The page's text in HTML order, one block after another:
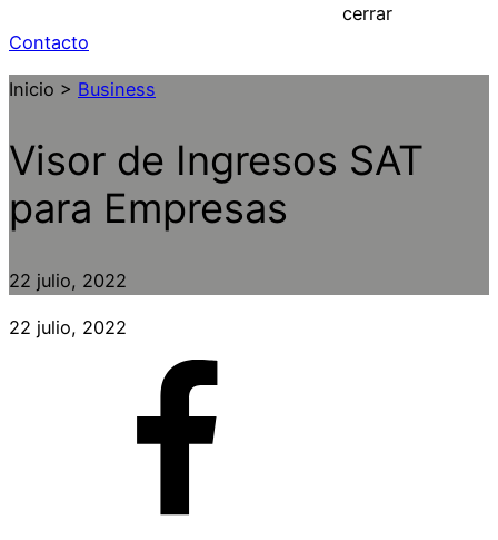
cerrar
Contacto
Inicio > Business
Visor de Ingresos SAT
para Empresas
22 julio, 2022
22 julio, 2022